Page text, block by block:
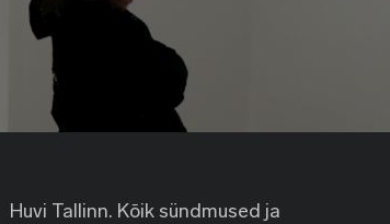
Huvi Tallinn. Kõik sündmused ja